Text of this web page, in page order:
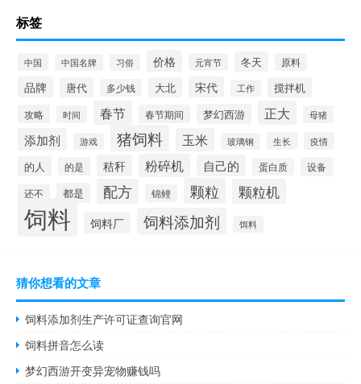
标签
中国 中国名牌 习俗 价格 元宵节 冬天 原料
品牌 唐代 多少钱 大北 宋代 工作 搅拌机
攻略 时间 春节 春节期间 梦幻西游 正大 母猪
添加剂 游戏 猪饲料 玉米 玻璃钢 生长 疫情
的人 的是 秸秆 粉碎机 自己的 蛋白质 设备
还不 都是 配方 锦鲤 颗粒 颗粒机
饲料 饲料厂 饲料添加剂 饵料
猜你想看的文章
饲料添加剂生产许可证查询官网
饲料拼音怎么读
梦幻西游开变异宠物赚钱吗